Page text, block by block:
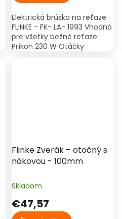
Elektrická brúska na reťaze
FLINKE - FK- LA- 1993 Vhodná
pre všetky bežné reťaze
Príkon 230 W Otáčky
Flinke Zverák – otočný s
nákovou - 100mm
Skladom
€47,57